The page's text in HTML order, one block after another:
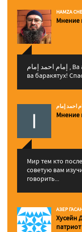
HAMZA
Мнение
إمام احمد إمام , Ва алейкум ассалам ва рахматуЛлахи
ва баракятух!
احمد إمام
Мнение
Мир тем кто
советую вам
говорить...
АЗЕР
Хусейн